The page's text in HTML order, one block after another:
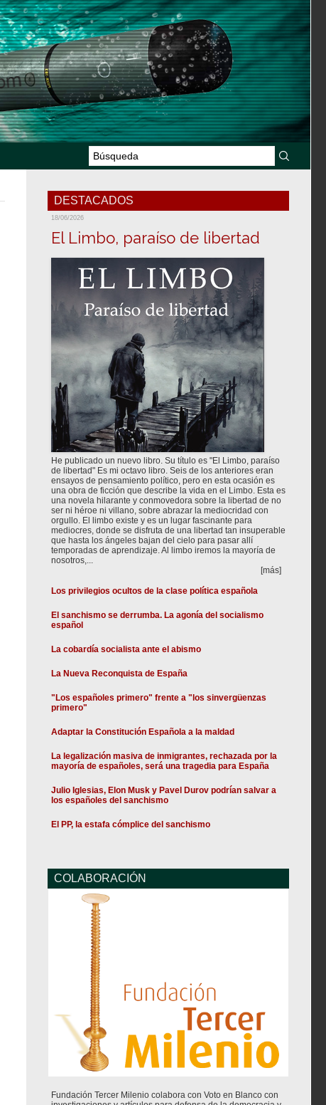
DESTACADOS
18/06/2026
El Limbo, paraíso de libertad
He publicado un nuevo libro. Su título es "El Limbo, paraíso
de libertad" Es mi octavo libro. Seis de los anteriores eran
ensayos de pensamiento político, pero en esta ocasión es
una obra de ficción que describe la vida en el Limbo. Esta es
una novela hilarante y conmovedora sobre la libertad de no
ser ni héroe ni villano, sobre abrazar la mediocridad con
orgullo. El limbo existe y es un lugar fascinante para
mediocres, donde se disfruta de una libertad tan insuperable
que hasta los ángeles bajan del cielo para pasar allí
temporadas de aprendizaje. Al limbo iremos la mayoría de
nosotros,...
[más]
Los privilegios ocultos de la clase política española
El sanchismo se derrumba. La agonía del socialismo
español
La cobardía socialista ante el abismo
La Nueva Reconquista de España
"Los españoles primero" frente a "los sinvergüenzas
primero"
Adaptar la Constitución Española a la maldad
La legalización masiva de inmigrantes, rechazada por la
mayoría de españoles, será una tragedia para España
Julio Iglesias, Elon Musk y Pavel Durov podrían salvar a
los españoles del sanchismo
El PP, la estafa cómplice del sanchismo
COLABORACIÓN
Fundación Tercer Milenio colabora con Voto en Blanco con